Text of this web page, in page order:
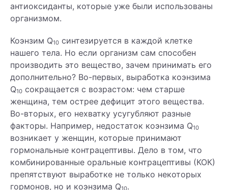
антиоксиданты, которые уже были использованы
организмом.
Коэнзим Q10 синтезируется в каждой клетке
нашего тела. Но если организм сам способен
производить это вещество, зачем принимать его
дополнительно? Во-первых, выработка коэнзима
Q10 сокращается с возрастом: чем старше
женщина, тем острее дефицит этого вещества.
Во-вторых, его нехватку усугубляют разные
факторы. Например, недостаток коэнзима Q10
возникает у женщин, которые принимают
гормональные контрацептивы. Дело в том, что
комбинированные оральные контрацептивы (КОК)
препятствуют выработке не только некоторых
гормонов, но и коэнзима Q10.